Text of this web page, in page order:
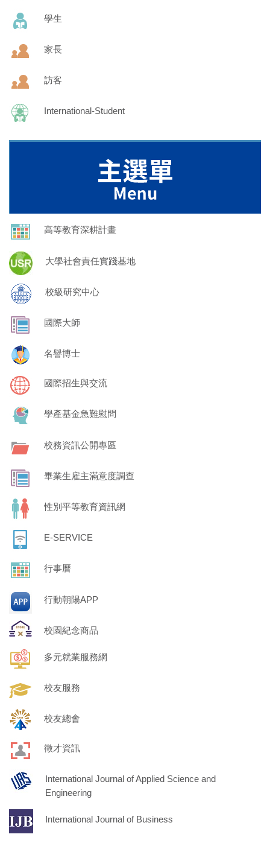
學生
家長
訪客
International-Student
高等教育深耕計畫
大學社會責任實踐基地
校級研究中心
國際大師
名譽博士
國際招生與交流
學產基金急難慰問
校務資訊公開專區
畢業生雇主滿意度調查
性別平等教育資訊網
E-SERVICE
行事曆
行動朝陽APP
校園紀念商品
多元就業服務網
校友服務
校友總會
徵才資訊
International Journal of Applied Science and
Engineering
International Journal of Business